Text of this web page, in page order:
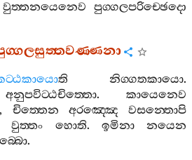
වුත‍්තනයෙනෙව
පුග‍්ගලපරිච‍්ඡෙදො
ති නිග‍්ගතකායො.
අනුපවිට‍්ඨචිත‍්තො. කායෙනෙව
, චිත‍්තෙන අරඤ‍්ඤෙ
වසන‍්තොපි
වුත‍්තං හොති. ඉමිනා
නයෙන
.